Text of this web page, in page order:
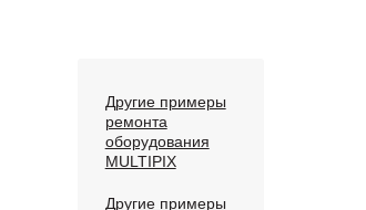
Другие примеры
ремонта
оборудования
MULTIPIX
Другие примеры